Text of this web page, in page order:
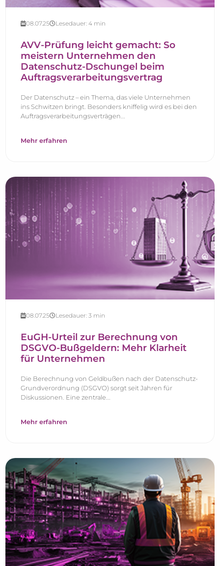
08.07.25 Lesedauer: 4 min
AVV-Prüfung leicht gemacht: So
meistern Unternehmen den
Datenschutz-Dschungel beim
Auftragsverarbeitungsvertrag
Der Datenschutz – ein Thema, das viele Unternehmen
ins Schwitzen bringt. Besonders kniffelig wird es bei den
Auftragsverarbeitungsverträgen...
Mehr erfahren
08.07.25 Lesedauer: 3 min
EuGH-Urteil zur Berechnung von
DSGVO-Bußgeldern: Mehr Klarheit
für Unternehmen
Die Berechnung von Geldbußen nach der Datenschutz-
Grundverordnung (DSGVO) sorgt seit Jahren für
Diskussionen. Eine zentrale...
Mehr erfahren